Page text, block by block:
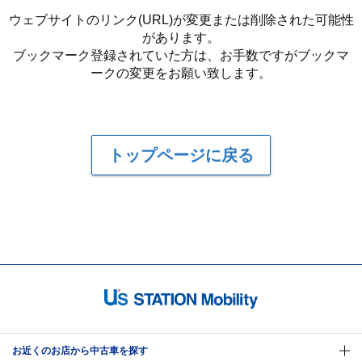
ウェブサイトのリンク(URL)が変更または削除された可能性
があります。
ブックマーク登録されていた方は、お手数ですがブックマ
ークの変更をお願い致します。
トップページに戻る
お近くのお店から中古車を探す